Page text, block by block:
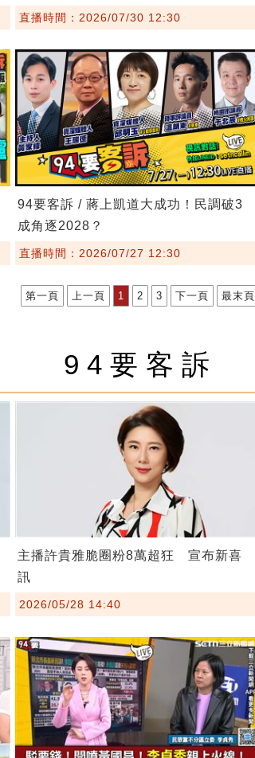
直播時間：2026/07/30 12:30
94要客訴 / 蔣上凱道大成功！民調破3
成角逐2028？
直播時間：2026/07/27 12:30
第一頁 上一頁 1 2 3 下一頁 最末頁
94要客訴
主播許貴雅脆圈粉8萬超狂 宣布新喜
訊
2026/05/28 14:40